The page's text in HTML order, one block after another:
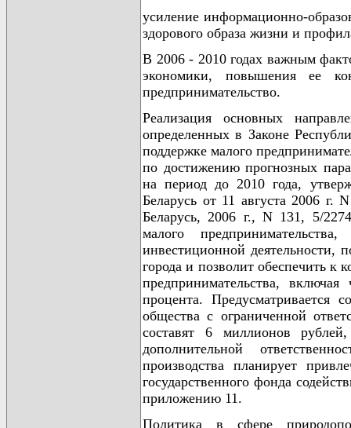
усиление информационно-
здорового образа жизни и
В 2006 - 2010 годах важным
экономики, повышения ее
предпринимательство.
Реализация основных
определенных в Законе
поддержке малого
по достижению прогнозных
на период до 2010 года,
Беларусь от 11 августа 2006 г.
Беларусь, 2006 г., N 131, 5/
малого
инвестиционной
города и позволит обеспечить к
предпринимательства,
процента. Предусматривается
общества с ограниченной
составят 6 миллионов
дополнительной
производства планирует
государственного фонда
приложению 11.
Политика в сфере